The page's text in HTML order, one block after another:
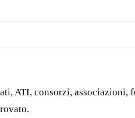
ATI, consorzi,